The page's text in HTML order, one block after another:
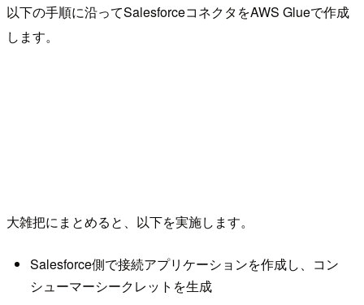
以下の手順に沿ってSalesforceコネクタをAWS Glueで作成
します。
大雑把にまとめると、以下を実施します。
Salesforce側で接続アプリケーションを作成し、コン
シューマーシークレットを生成